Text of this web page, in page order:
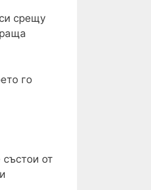
срещу
го
от